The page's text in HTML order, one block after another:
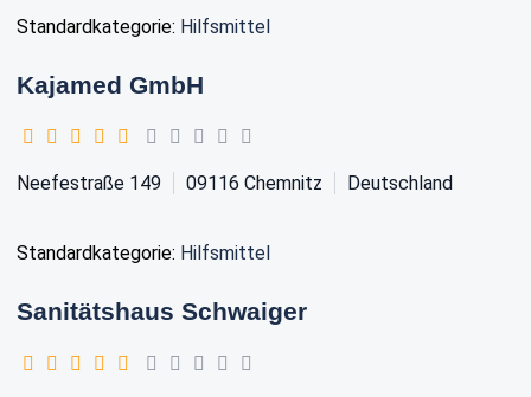
Standardkategorie: Hilfsmittel
Kajamed GmbH
Neefestraße 149 09116 Chemnitz Deutschland
Standardkategorie: Hilfsmittel
Sanitätshaus Schwaiger